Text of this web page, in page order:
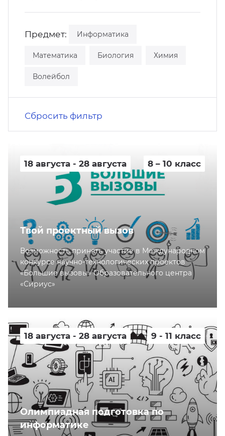
программы
Предмет: Информатика
Математика Биология Химия
Волейбол
Сбросить фильтр
18 августа - 28 августа 8 – 10 класс
Твой проектный вызов
Возможность принять участие в Международном
конкурсе научно-технологических проектов
«Большие вызовы» Образовательного центра
«Сириус»
18 августа - 28 августа 9 - 11 класс
Олимпиадная подготовка по
информатике